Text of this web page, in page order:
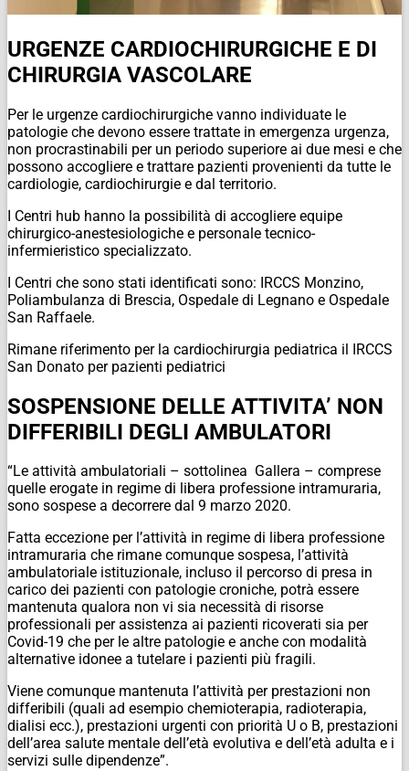
URGENZE CARDIOCHIRURGICHE E DI
CHIRURGIA VASCOLARE
Per le urgenze cardiochirurgiche vanno individuate le
patologie che devono essere trattate in emergenza urgenza,
non procrastinabili per un periodo superiore ai due mesi e che
possono accogliere e trattare pazienti provenienti da tutte le
cardiologie, cardiochirurgie e dal territorio.
I Centri hub hanno la possibilità di accogliere equipe
chirurgico-anestesiologiche e personale tecnico-
infermieristico specializzato.
I Centri che sono stati identificati sono: IRCCS Monzino,
Poliambulanza di Brescia, Ospedale di Legnano e Ospedale
San Raffaele.
Rimane riferimento per la cardiochirurgia pediatrica il IRCCS
San Donato per pazienti pediatrici
SOSPENSIONE DELLE ATTIVITA’ NON
DIFFERIBILI DEGLI AMBULATORI
“Le attività ambulatoriali – sottolinea Gallera – comprese
quelle erogate in regime di libera professione intramuraria,
sono sospese a decorrere dal 9 marzo 2020.
Fatta eccezione per l’attività in regime di libera professione
intramuraria che rimane comunque sospesa, l’attività
ambulatoriale istituzionale, incluso il percorso di presa in
carico dei pazienti con patologie croniche, potrà essere
mantenuta qualora non vi sia necessità di risorse
professionali per assistenza ai pazienti ricoverati sia per
Covid-19 che per le altre patologie e anche con modalità
alternative idonee a tutelare i pazienti più fragili.
Viene comunque mantenuta l’attività per prestazioni non
differibili (quali ad esempio chemioterapia, radioterapia,
dialisi ecc.), prestazioni urgenti con priorità U o B, prestazioni
dell’area salute mentale dell’età evolutiva e dell’età adulta e i
servizi sulle dipendenze”.